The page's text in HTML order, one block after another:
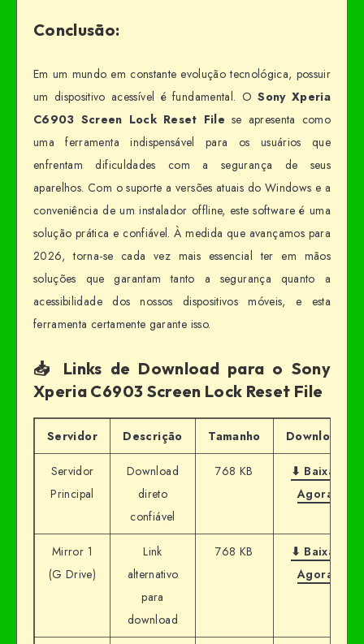
Conclusão:
Em um mundo em constante evolução tecnológica, possuir
um dispositivo acessível é fundamental. OSony Xperia
C6903 Screen Lock Reset File se apresenta como
uma ferramenta indispensável para os usuários que
enfrentam dificuldades com a segurança de seus
aparelhos. Com o suporte a versões atuais do Windows e a
conveniência de um instalador offline, este software é uma
solução prática e confiável. À medida que avançamos para
2026, torna-se cada vez mais essencial ter em mãos
soluções que garantam tanto a segurança quanto a
acessibilidade dos nossos dispositivos móveis, e esta
ferramenta certamente garante isso.
📥 Links de Download para o Sony
Xperia C6903 Screen Lock Reset File
Servidor Descrição Tamanho Download
Servidor
Principal
Download
direto
confiável
768 KB
⬇ Baixar
Agora
Mirror 1
(G Drive)
Link
alternativo
para
download
768 KB
⬇ Baixar
Agora